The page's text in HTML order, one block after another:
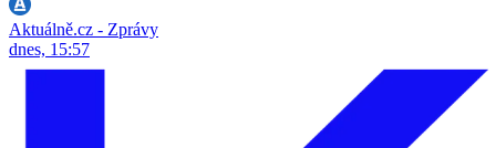
Aktuálně.cz - Zprávy
dnes, 15:57